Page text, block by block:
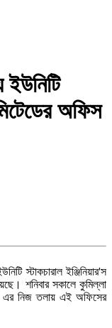
অফিস
স্টাকচারাল ইঞ্জিনিয়ার'স
শনিবার সকালে কুমিল্লা
এর নিজ তলায় এই অফিসের